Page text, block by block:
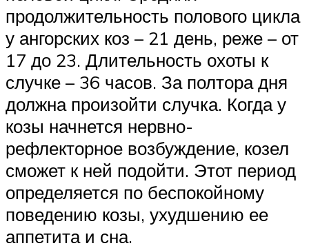
продолжительность полового цикла
у ангорских коз – 21 день, реже – от
17 до 23. Длительность охоты к
случке – 36 часов. За полтора дня
должна произойти случка. Когда у
козы начнется нервно-
рефлекторное возбуждение, козел
сможет к ней подойти. Этот период
определяется по беспокойному
поведению козы, ухудшению ее
аппетита и сна.